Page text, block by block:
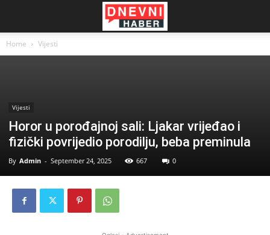
Home Vijesti
Vijesti
Horor u porođajnoj sali: Ljakar vrijeđao i
fizički povrijedio porodilju, beba preminula
By Admin - September 24, 2025 667 0